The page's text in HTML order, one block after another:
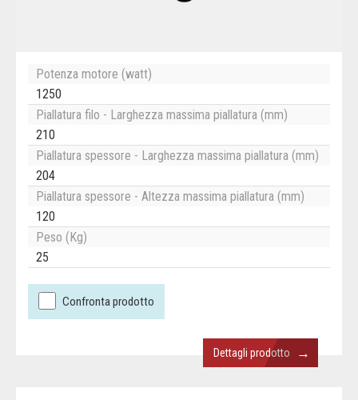
Potenza motore (watt)
1250
Piallatura filo - Larghezza massima piallatura (mm)
210
Piallatura spessore - Larghezza massima piallatura (mm)
204
Piallatura spessore - Altezza massima piallatura (mm)
120
Peso (Kg)
25
Confronta prodotto
Dettagli prodotto →